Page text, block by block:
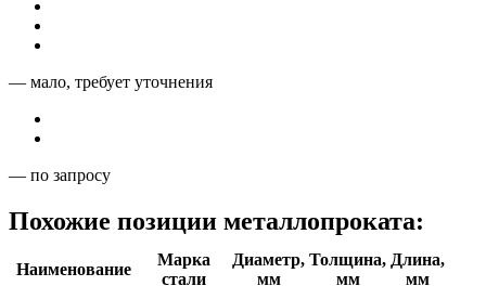
— мало, требует уточнения
— по запросу
Похожие позиции металлопроката:
Наименование
Марка
стали
Диаметр,
мм
Толщина,
мм
Длина,
мм